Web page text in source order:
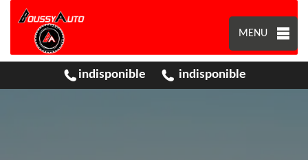
MENU
indisponible indisponible